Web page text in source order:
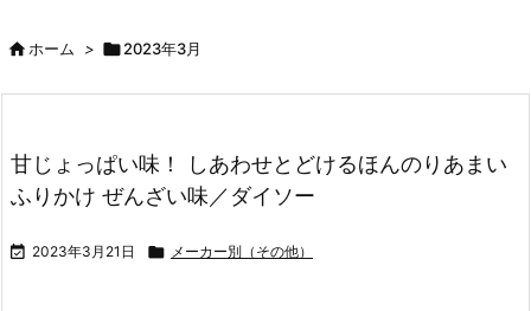
ホーム > 2023年3月
甘じょっぱい味！ しあわせとどけるほんのりあまい
ふりかけ ぜんざい味／ダイソー
 2023年3月21日  メーカー別（その他）